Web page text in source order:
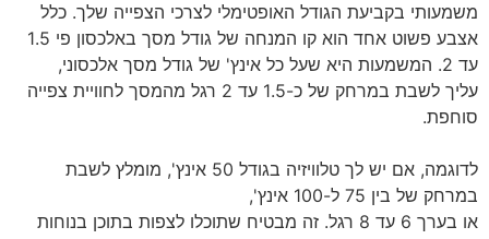
משמעותי בקביעת הגודל האופטימלי לצרכי הצפייה שלך. כלל
אצבע פשוט אחד הוא קו המנחה של גודל מסך באלכסון פי 1.5
עד 2. המשמעות היא שעל כל אינץ' של גודל מסך אלכסוני,
עליך לשבת במרחק של כ-1.5 עד 2 רגל מהמסך לחוויית צפייה
סוחפת.
לדוגמה, אם יש לך טלוויזיה בגודל 50 אינץ', מומלץ לשבת
במרחק של בין 75 ל-100 אינץ',
או בערך 6 עד 8 רגל. זה מבטיח שתוכלו לצפות בתוכן בנוחות